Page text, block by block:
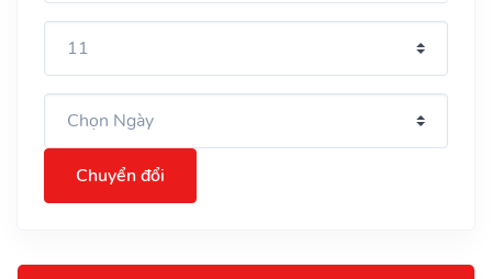
Chuyển đổi